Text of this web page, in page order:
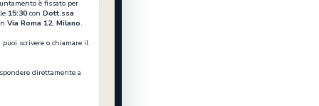
è fissato per
15:30 con Dott.ssa
Via Roma 12, Milano.
scrivere o chiamare il
direttamente a